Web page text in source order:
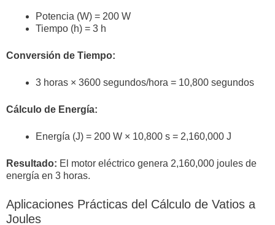
Potencia (W) = 200 W
Tiempo (h) = 3 h
Conversión de Tiempo:
3 horas × 3600 segundos/hora = 10,800 segundos
Cálculo de Energía:
Energía (J) = 200 W × 10,800 s = 2,160,000 J
Resultado: El motor eléctrico genera 2,160,000 joules de
energía en 3 horas.
Aplicaciones Prácticas del Cálculo de Vatios a
Joules